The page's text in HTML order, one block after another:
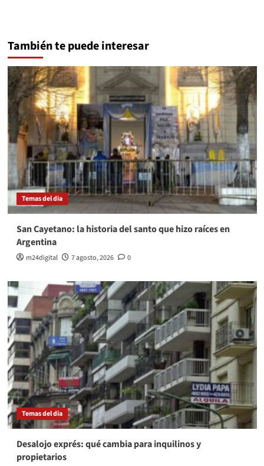
También te puede interesar
Temas del dia
San Cayetano: la historia del santo que hizo raíces en
Argentina
m24digital 7 agosto, 2026 0
Temas del dia
Desalojo exprés: qué cambia para inquilinos y
propietarios